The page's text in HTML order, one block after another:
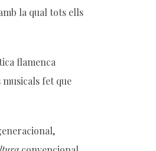
la qual tots ells
flamenca
fet que